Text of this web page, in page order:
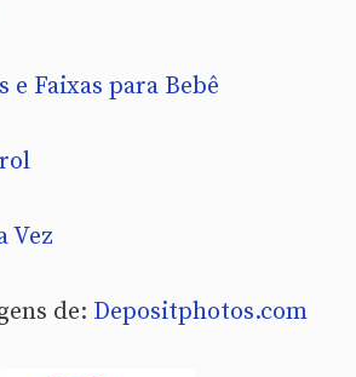
e Faixas para Bebê
Vez
de: Depositphotos.com